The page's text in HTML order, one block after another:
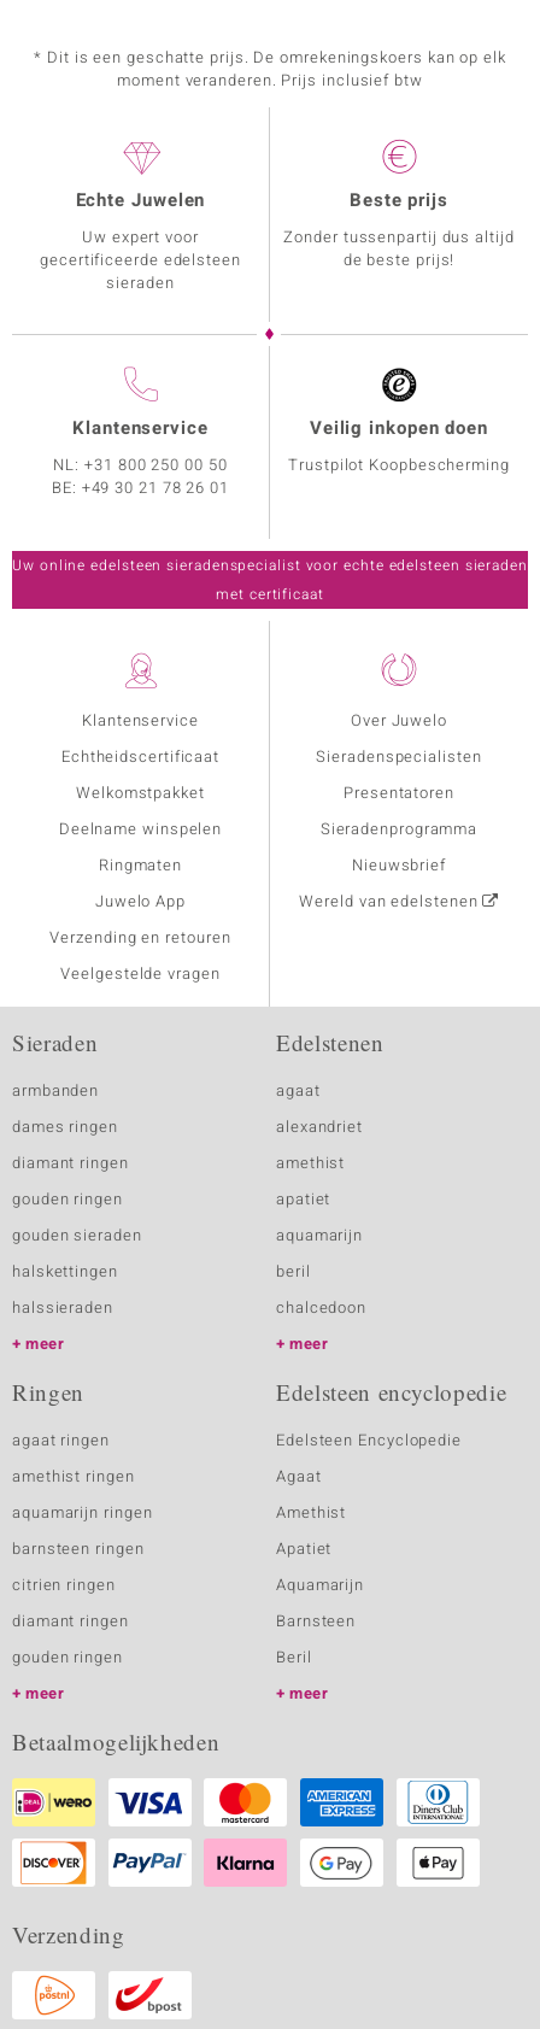
* Dit is een geschatte prijs. De omrekeningskoers kan op elk
moment veranderen. Prijs inclusief btw
Klantenservice
Echtheidscertificaat
Welkomstpakket
Deelname winspelen
Ringmaten
Juwelo App
Verzending en retouren
Veelgestelde vragen
Over Juwelo
Sieradenspecialisten
Presentatoren
Sieradenprogramma
Nieuwsbrief
Wereld van edelstenen
Echte Juwelen
Uw expert voor
gecertificeerde edelsteen
sieraden
Beste prijs
Zonder tussenpartij dus altijd
de beste prijs!
Klantenservice
NL:+31 800 250 00 50
BE: +49 30 21 78 26 01
Veilig inkopen doen
Trustpilot Koopbescherming
Uw online edelsteen sieradenspecialist voor echte edelsteen sieraden
met certificaat
Sieraden
armbanden
dames ringen
diamant ringen
gouden ringen
gouden sieraden
halskettingen
halssieraden
meer
Edelstenen
agaat
alexandriet
amethist
apatiet
aquamarijn
beril
chalcedoon
meer
Ringen
agaat ringen
amethist ringen
aquamarijn ringen
barnsteen ringen
citrien ringen
diamant ringen
gouden ringen
meer
Edelsteen encyclopedie
Edelsteen Encyclopedie
Agaat
Amethist
Apatiet
Aquamarijn
Barnsteen
Beril
meer
Betaalmogelijkheden
Verzending